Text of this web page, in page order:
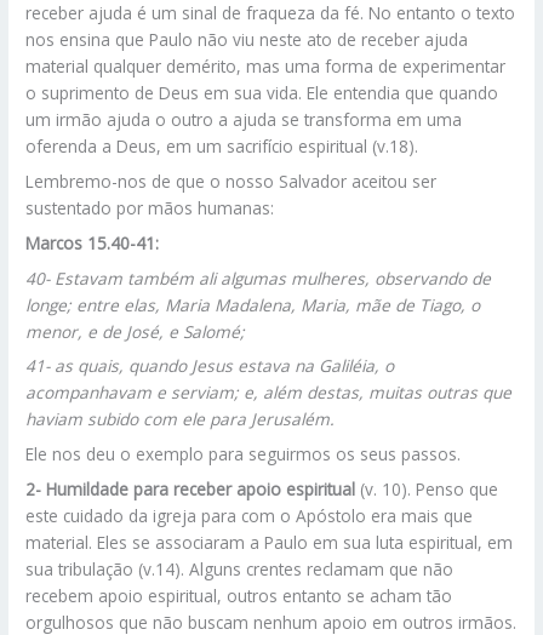
receber ajuda é um sinal de fraqueza da fé. No entanto o texto
nos ensina que Paulo não viu neste ato de receber ajuda
material qualquer demérito, mas uma forma de experimentar
o suprimento de Deus em sua vida. Ele entendia que quando
um irmão ajuda o outro a ajuda se transforma em uma
oferenda a Deus, em um sacrifício espiritual (v.18).
Lembremo-nos de que o nosso Salvador aceitou ser
sustentado por mãos humanas:
Marcos 15.40-41:
40- Estavam também ali algumas mulheres, observando de
longe; entre elas, Maria Madalena, Maria, mãe de Tiago, o
menor, e de José, e Salomé;
41- as quais, quando Jesus estava na Galiléia, o
acompanhavam e serviam; e, além destas, muitas outras que
haviam subido com ele para Jerusalém.
Ele nos deu o exemplo para seguirmos os seus passos.
2- Humildade para receber apoio espiritual (v. 10). Penso que
este cuidado da igreja para com o Apóstolo era mais que
material. Eles se associaram a Paulo em sua luta espiritual, em
sua tribulação (v.14). Alguns crentes reclamam que não
recebem apoio espiritual, outros entanto se acham tão
orgulhosos que não buscam nenhum apoio em outros irmãos.